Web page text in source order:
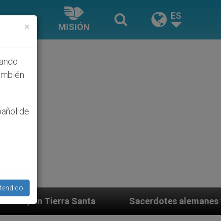
MISIÓN
ES
Sacerdotes alemanes fieles al Papa
×
de